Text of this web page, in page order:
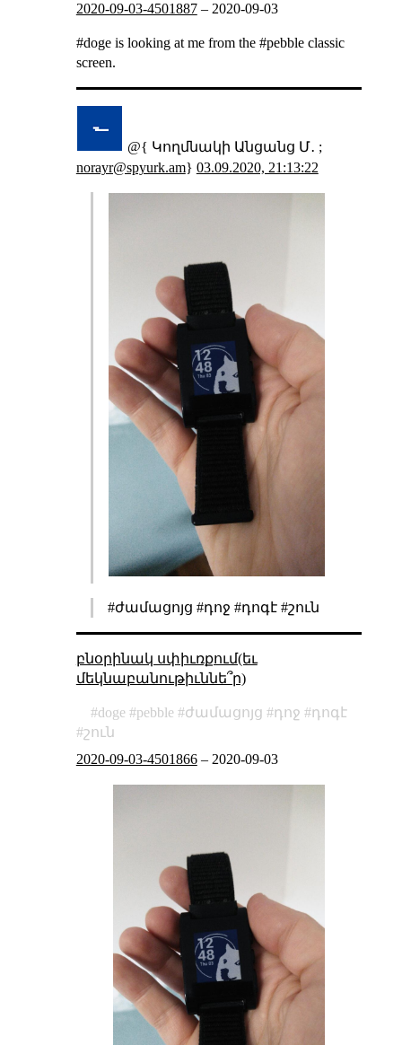
2020-09-03-4501887– 2020-09-03
#doge is looking at me from the #pebble classic
screen.
@{ Կողմնակի Անցանց Մ․ ;
norayr@spyurk.am} 03.09.2020, 21:13:22
#ժամացոյց #դոջ #դոգէ #շուն
բնօրինակ սփիւռքում(եւ
մեկնաբանութիւննե՞ր)
doge pebble ժամացոյց դոջ
դոգէ
շուն
2020-09-03-4501866– 2020-09-03